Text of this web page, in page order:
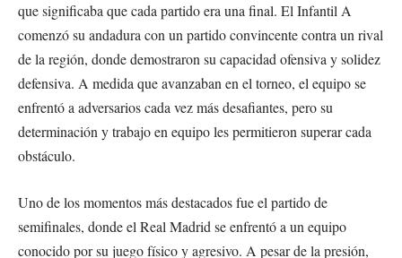
que significaba que cada partido era una final. El Infantil A
comenzó su andadura con un partido convincente contra un rival
de la región, donde demostraron su capacidad ofensiva y solidez
defensiva. A medida que avanzaban en el torneo, el equipo se
enfrentó a adversarios cada vez más desafiantes, pero su
determinación y trabajo en equipo les permitieron superar cada
obstáculo.
Uno de los momentos más destacados fue el partido de
semifinales, donde el Real Madrid se enfrentó a un equipo
conocido por su juego físico y agresivo. A pesar de la presión,